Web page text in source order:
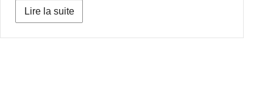
Lire la suite